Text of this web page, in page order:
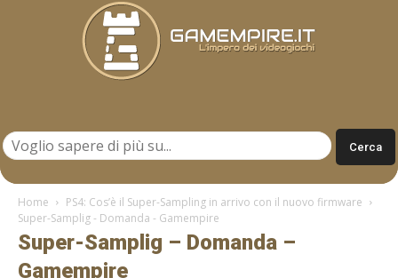
Home
PS4: Cos’è il Super-Sampling in arrivo con il nuovo firmware
Super-Samplig - Domanda - Gamempire
Super-Samplig – Domanda –
Gamempire